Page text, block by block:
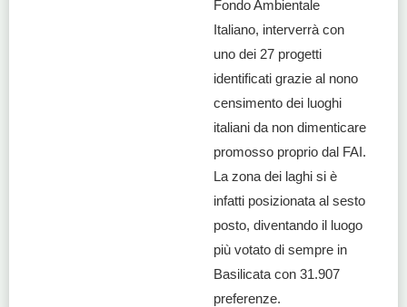
Fondo Ambientale
Italiano, interverrà con
uno dei 27 progetti
identificati grazie al nono
censimento dei luoghi
italiani da non dimenticare
promosso proprio dal FAI.
La zona dei laghi si è
infatti posizionata al sesto
posto, diventando il luogo
più votato di sempre in
Basilicata con 31.907
preferenze.